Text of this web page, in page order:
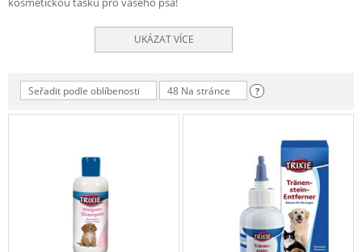
UKÁZAT VÍCE
Seřadit podle oblíbenosti 48 Na stránce ?